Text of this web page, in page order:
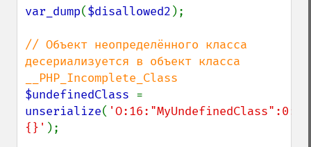
var_dump($disallowed2 );
// Объект неопределённого класса
десериализуется в объект класса
$undefinedClass
unserialize( 'O:16:"MyUndefinedClass":0:
{}' );